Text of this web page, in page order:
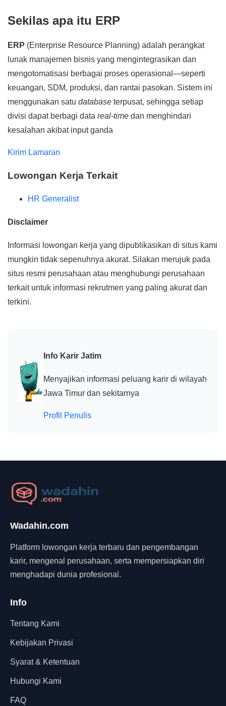
Sekilas apa itu ERP
ERP (Enterprise Resource Planning) adalah perangkat
lunak manajemen bisnis yang mengintegrasikan dan
mengotomatisasi berbagai proses operasional—seperti
keuangan, SDM, produksi, dan rantai pasokan. Sistem ini
menggunakan satu database terpusat, sehingga setiap
divisi dapat berbagi data real-time dan menghindari
kesalahan akibat input ganda
Kirim Lamaran
Lowongan Kerja Terkait
HR Generalist
Disclaimer
Informasi lowongan kerja yang dipublikasikan di situs kami
mungkin tidak sepenuhnya akurat. Silakan merujuk pada
situs resmi perusahaan atau menghubungi perusahaan
terkait untuk informasi rekrutmen yang paling akurat dan
terkini.
Info Karir Jatim
Menyajikan informasi peluang karir di wilayah
Jawa Timur dan sekitarnya
Profil Penulis
Wadahin.com
Platform lowongan kerja terbaru dan pengembangan
karir, mengenal perusahaan, serta mempersiapkan diri
menghadapi dunia profesional.
Info
Tentang Kami
Kebijakan Privasi
Syarat & Ketentuan
Hubungi Kami
FAQ